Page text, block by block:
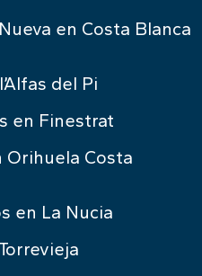
en Costa Blanca
del Pi
en Finestrat
Orihuela Costa
en La Nucia